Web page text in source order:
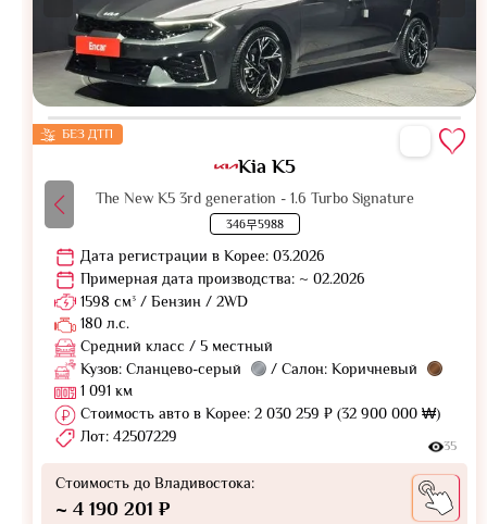
БЕЗ ДТП
Kia K5
The New K5 3rd generation - 1.6 Turbo Signature
346무5988
Дата регистрации в Корее: 03.2026
Примерная дата производства: ~ 02.2026
1598 см³ / Бензин / 2WD
180 л.с.
Средний класс / 5 местный
Кузов: Сланцево-серый
/ Салон: Коричневый
1 091 км
Стоимость авто в Корее: 2 030 259 ₽ (32 900 000 ₩)
Лот: 42507229
35
Стоимость до Владивостока:
~ 4 190 201 ₽